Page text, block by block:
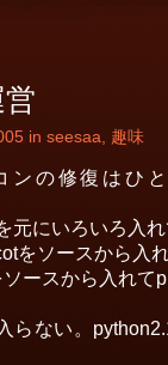
in seesaa 趣味
ンの修復はひ
元にいろいろ入
をソースから入
ースから入れて
らない。